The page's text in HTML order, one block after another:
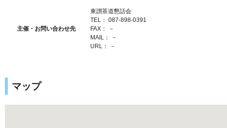
主催・お問い合わせ先
東讃茶道懇話会
TEL： 087-898-0391
FAX： －
MAIL： －
URL： －
マップ